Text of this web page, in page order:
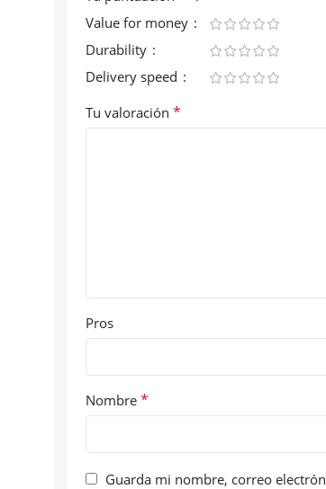
Value for money
Durability
Delivery speed
Tu valoración *
Pros
Nombre *
Guarda mi nombre, correo